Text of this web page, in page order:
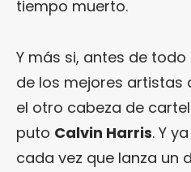
tiempo muerto.
Y más si, antes de
de los mejores artistas
el otro cabeza de
puto Calvin Harris. Y
cada vez que lanza un